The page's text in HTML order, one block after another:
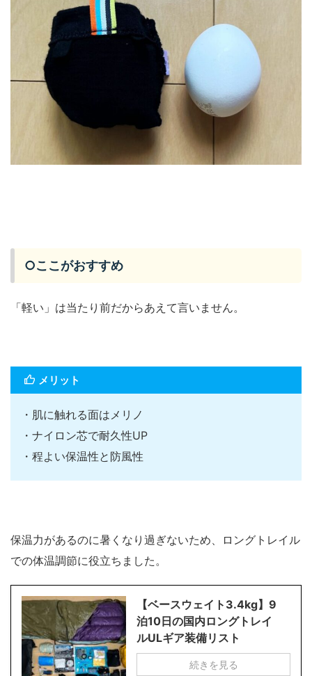
○ここがおすすめ
「軽い」は当たり前だからあえて言いません。
メリット
・肌に触れる面はメリノ
・ナイロン芯で耐久性UP
・程よい保温性と防風性
保温力があるのに暑くなり過ぎないため、ロングトレイル
での体温調節に役立ちました。
【ベースウェイト3.4kg】9
泊10日の国内ロングトレイ
ルULギア装備リスト
続きを見る